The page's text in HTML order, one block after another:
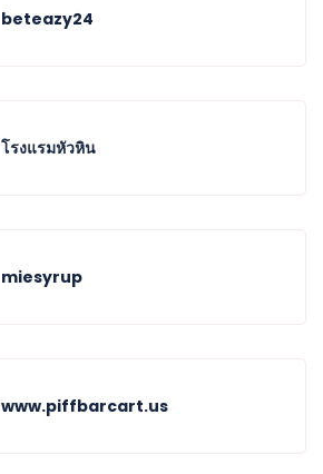
beteazy24
โรงแรมหัวหิน
miesyrup
www.piffbarcart.us